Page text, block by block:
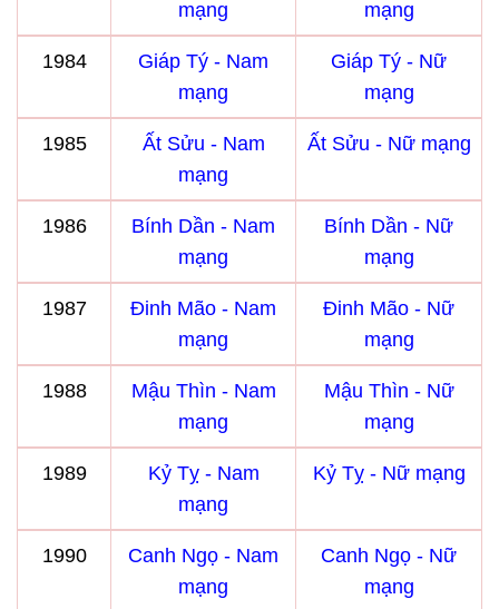
mạng
mạng
1984
Giáp Tý - Nam
mạng
Giáp Tý - Nữ
mạng
1985
Ất Sửu - Nam
mạng
Ất Sửu - Nữ mạng
1986
Bính Dần - Nam
mạng
Bính Dần - Nữ
mạng
1987
Đinh Mão - Nam
mạng
Đinh Mão - Nữ
mạng
1988
Mậu Thìn - Nam
mạng
Mậu Thìn - Nữ
mạng
1989
Kỷ Tỵ - Nam
mạng
Kỷ Tỵ - Nữ mạng
1990
Canh Ngọ - Nam
mạng
Canh Ngọ - Nữ
mạng